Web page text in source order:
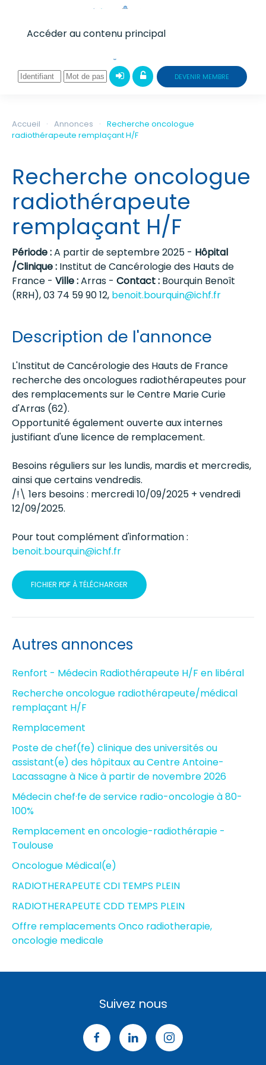
Accéder au contenu principal
DEVENIR MEMBRE
Accueil Annonces
Recherche oncologue
radiothérapeute remplaçant H/F
Recherche oncologue
radiothérapeute
remplaçant H/F
Période :A partir de septembre 2025 - Hôpital
/Clinique : Institut de Cancérologie des Hauts de
France - Ville :Arras - Contact : Bourquin Benoît
(RRH), 03 74 59 90 12, benoit.bourquin@ichf.fr
Description de l'annonce
L'Institut de Cancérologie des Hauts de France
recherche des oncologues radiothérapeutes pour
des remplacements sur le Centre Marie Curie
d'Arras (62).
Opportunité également ouverte aux internes
justifiant d'une licence de remplacement.
Besoins réguliers sur les lundis, mardis et mercredis,
ainsi que certains vendredis.
/!\ 1ers besoins : mercredi 10/09/2025 + vendredi
12/09/2025.
Pour tout complément d'information :
benoit.bourquin@ichf.fr
FICHIER PDF À TÉLÉCHARGER
Autres annonces
Renfort - Médecin Radiothérapeute H/F en libéral
Recherche oncologue radiothérapeute/médical
remplaçant H/F
Remplacement
Poste de chef(fe) clinique des universités ou
assistant(e) des hôpitaux au Centre Antoine-
Lacassagne à Nice à partir de novembre 2026
Médecin chef·fe de service radio-oncologie à 80-
100%
Remplacement en oncologie-radiothérapie -
Toulouse
Oncologue Médical(e)
RADIOTHERAPEUTE CDI TEMPS PLEIN
RADIOTHERAPEUTE CDD TEMPS PLEIN
Offre remplacements Onco radiotherapie,
oncologie medicale
Suivez nous